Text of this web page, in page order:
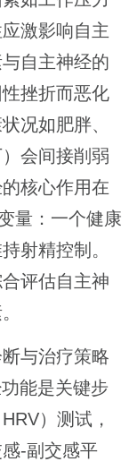
激影响自主
自主神经的
挫折而恶化
况如肥胖、
会间接削弱
核心作用在
量：一个健康
射精控制。
评估自主神
与治疗策略
能是关键步
）测试，
-副交感平